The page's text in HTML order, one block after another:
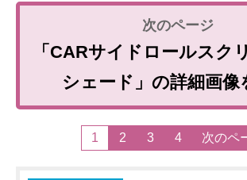
「CARサイドロールスク
シェード」の詳細画像
1 2 3 4 次のペ